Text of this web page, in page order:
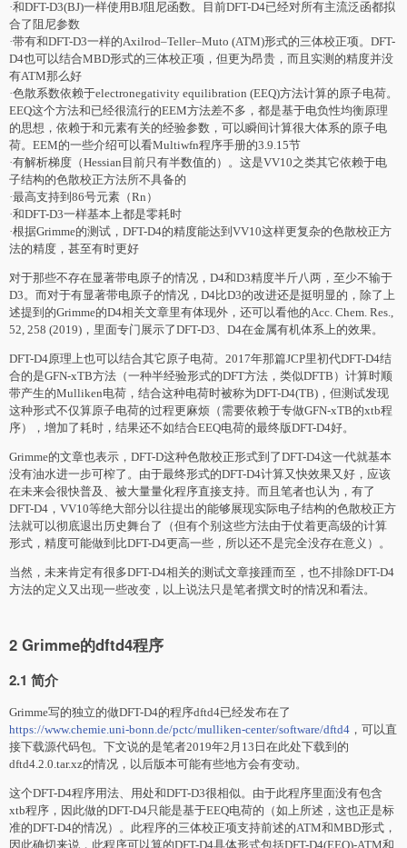
·和DFT-D3(BJ)一样使用BJ阻尼函数。目前DFT-D4已经对所有主流泛函都拟
合了阻尼参数
·带有和DFT-D3一样的Axilrod–Teller–Muto (ATM)形式的三体校正项。DFT-
D4也可以结合MBD形式的三体校正项，但更为昂贵，而且实测的精度并没
有ATM那么好
·色散系数依赖于electronegativity equilibration (EEQ)方法计算的原子电荷。
EEQ这个方法和已经很流行的EEM方法差不多，都是基于电负性均衡原理
的思想，依赖于和元素有关的经验参数，可以瞬间计算很大体系的原子电
荷。EEM的一些介绍可以看Multiwfn程序手册的3.9.15节
·有解析梯度（Hessian目前只有半数值的）。这是VV10之类其它依赖于电
子结构的色散校正方法所不具备的
·最高支持到86号元素（Rn）
·和DFT-D3一样基本上都是零耗时
·根据Grimme的测试，DFT-D4的精度能达到VV10这样更复杂的色散校正方
法的精度，甚至有时更好
对于那些不存在显著带电原子的情况，D4和D3精度半斤八两，至少不输于
D3。而对于有显著带电原子的情况，D4比D3的改进还是挺明显的，除了上
述提到的Grimme的D4相关文章里有体现外，还可以看他的Acc. Chem. Res.,
52, 258 (2019)，里面专门展示了DFT-D3、D4在金属有机体系上的效果。
DFT-D4原理上也可以结合其它原子电荷。2017年那篇JCP里初代DFT-D4结
合的是GFN-xTB方法（一种半经验形式的DFT方法，类似DFTB）计算时顺
带产生的Mulliken电荷，结合这种电荷时被称为DFT-D4(TB)，但测试发现
这种形式不仅算原子电荷的过程更麻烦（需要依赖于专做GFN-xTB的xtb程
序），增加了耗时，结果还不如结合EEQ电荷的最终版DFT-D4好。
Grimme的文章也表示，DFT-D这种色散校正形式到了DFT-D4这一代就基本
没有油水进一步可榨了。由于最终形式的DFT-D4计算又快效果又好，应该
在未来会很快普及、被大量量化程序直接支持。而且笔者也认为，有了
DFT-D4，VV10等绝大部分以往提出的能够展现实际电子结构的色散校正方
法就可以彻底退出历史舞台了（但有个别这些方法由于仗着更高级的计算
形式，精度可能做到比DFT-D4更高一些，所以还不是完全没存在意义）。
当然，未来肯定有很多DFT-D4相关的测试文章接踵而至，也不排除DFT-D4
方法的定义又出现一些改变，以上说法只是笔者撰文时的情况和看法。
2 Grimme的dftd4程序
2.1 简介
Grimme写的独立的做DFT-D4的程序dftd4已经发布在了
https://www.chemie.uni-bonn.de/pctc/mulliken-center/software/dftd4 ，可以直
接下载源代码包。下文说的是笔者2019年2月13日在此处下载到的
dftd4.2.0.tar.xz的情况，以后版本可能有些地方会有变动。
这个DFT-D4程序用法、用处和DFT-D3很相似。由于此程序里面没有包含
xtb程序，因此做的DFT-D4只能是基于EEQ电荷的（如上所述，这也正是标
准的DFT-D4的情况）。此程序的三体校正项支持前述的ATM和MBD形式，
因此确切来说，此程序可以算的DFT-D4具体形式包括DFT-D4(EEQ)-ATM和